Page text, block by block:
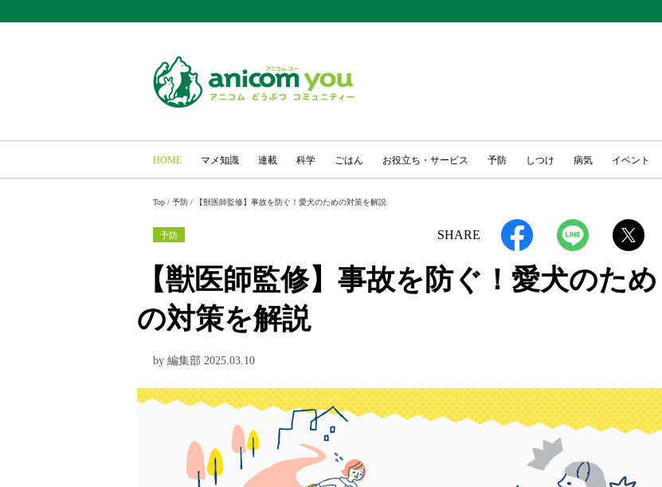
HOME マメ知識 連載 科学 ごはん お役立ち・サービス 予防 しつけ 病気 イベント
Top / 予防 / 【獣医師監修】事故を防ぐ！愛犬のための対策を解説
SHARE
予防
【獣医師監修】事故を防ぐ！愛犬のため
の対策を解説
by 編集部 2025.03.10